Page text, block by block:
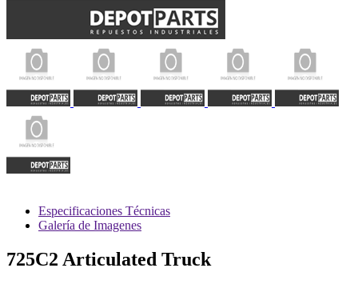
Especificaciones Técnicas
Galería de Imagenes
725C2 Articulated Truck